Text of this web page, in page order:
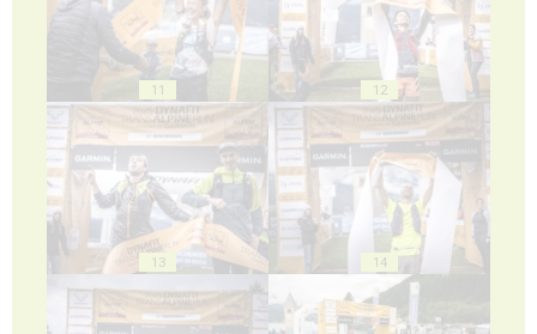
11 12
13 14